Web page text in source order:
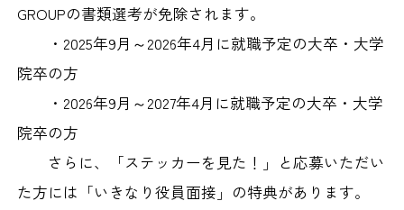
GROUPの書類選考が免除されます。
・2025年9月～2026年4月に就職予定の大卒・大学
院卒の方
・2026年9月～2027年4月に就職予定の大卒・大学
院卒の方
さらに、「ステッカーを見た！」と応募いただい
た方には「いきなり役員面接」の特典があります。